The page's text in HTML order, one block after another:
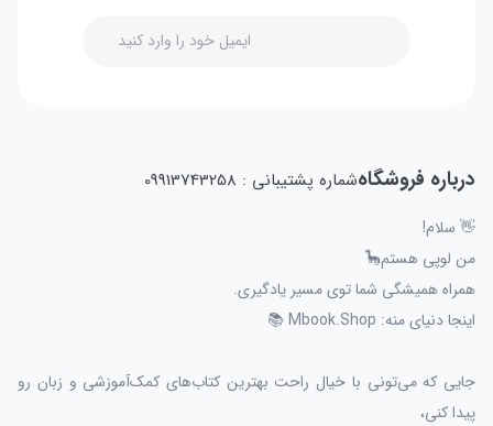
درباره فروشگاهشماره پشتیبانی : 09913743258
👋 سلام!
من لوپی هستم🦕
همراه همیشگی شما توی مسیر یادگیری.
اینجا دنیای منه: Mbook.Shop 📚
جایی که می‌تونی با خیال راحت بهترین کتاب‌های کمک‌آموزشی و زبان رو
پیدا کنی،